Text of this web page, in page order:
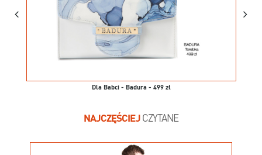
Dla Babci - Badura - 499 zł
NAJCZĘŚCIEJCZYTANE